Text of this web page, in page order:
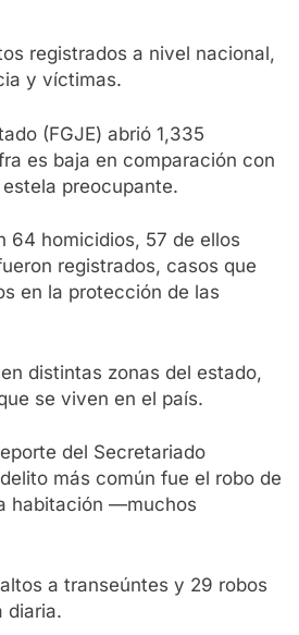
registrados a nivel nacional,
y víctimas.
(FGJE) abrió 1,335
es baja en comparación con
preocupante.
64 homicidios, 57 de ellos
registrados, casos que
en la protección de las
distintas zonas del estado,
se viven en el país.
del Secretariado
más común fue el robo de
habitación —muchos
a transeúntes y 29 robos
diaria.